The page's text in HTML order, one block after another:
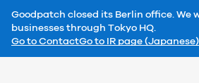
Goodpatch closed its Berlin office. We
businesses through Tokyo HQ.
Go to ContactGo to IR page (Japanese)